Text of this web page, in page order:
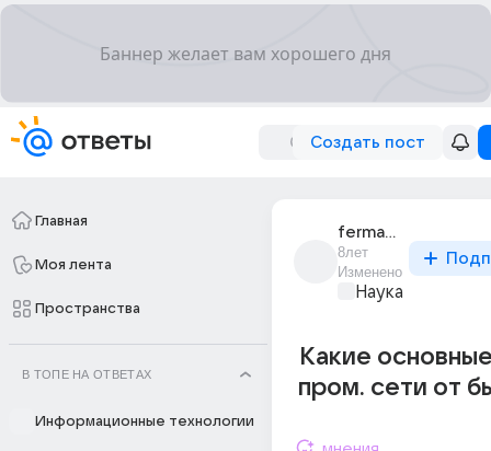
Создать пост
Главная
Моя лента
Пространства
В ТОПЕ НА ОТВЕТАХ
Информационные технологии
fermacactusov
8лет
Изменено
Наука
Какие
пром. сети от